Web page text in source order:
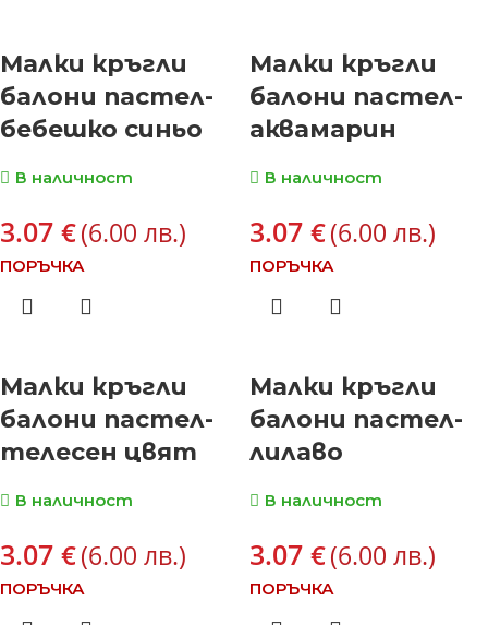
Малки кръгли
балони пастел-
бебешко синьо
В наличност
3.07 €(6.00 лв.)
ПОРЪЧКА
Малки кръгли
балони пастел-
аквамарин
В наличност
3.07 €(6.00 лв.)
ПОРЪЧКА
Малки кръгли
балони пастел-
телесен цвят
В наличност
3.07 €(6.00 лв.)
ПОРЪЧКА
Малки кръгли
балони пастел-
лилаво
В наличност
3.07 €(6.00 лв.)
ПОРЪЧКА